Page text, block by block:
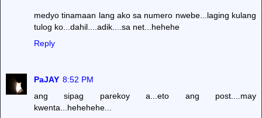
medyo tinamaan lang ako sa numero nwebe...laging kulang
tulog ko...dahil....adik....sa net...hehehe
Reply
PaJAY 8:52 PM
ang sipag parekoy a...eto ang post....may
kwenta...hehehehe...